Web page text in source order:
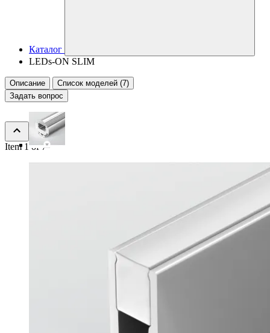
Каталог
LEDs-ON SLIM
Описание
Список моделей (7)
Задать вопрос
Item 1 of 7